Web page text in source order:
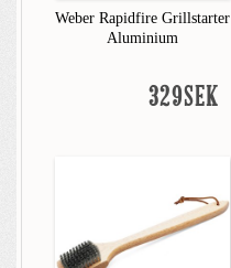
Weber Rapidfire Grillstarter
Aluminium
329SEK